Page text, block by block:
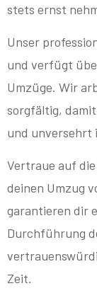
stets ernst
Unser
und verfügt
Umzüge. Wir
sorgfältig,
und unversehrt
Vertraue auf
deinen Umzug
garantieren dir
Durchführung
Zeit.